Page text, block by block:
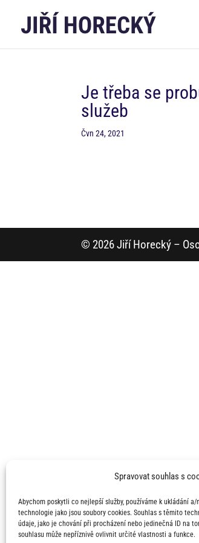
Spravovat souhlas s
Abychom poskytli co nejlepší služby, používáme k ukládání
technologie jako jsou soubory cookies. Souhlas s těmito
údaje, jako je chování při procházení nebo jedinečná ID na
souhlasu může nepříznivě ovlivnit určité vlastnosti a funkce.
Je třeba se
služeb
Čvn 24, 2021
© 2026 Jiří Horecký –